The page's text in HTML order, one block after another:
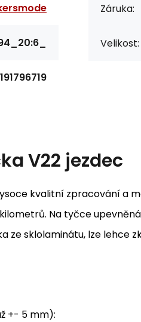
Záruka:
Velikost:
V22 jezdec
kvalitní zpracování a
Na tyčce
ze sklolaminátu, lze lehce
+- 5 mm):